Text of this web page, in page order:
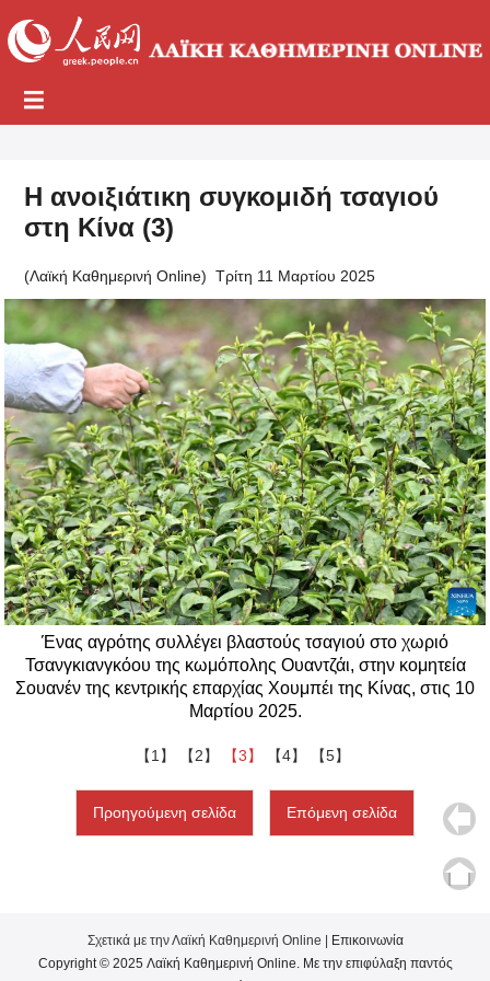
Η ανοιξιάτικη συγκομιδή τσαγιού
στη Κίνα (3)
(Λαϊκή Καθημερινή Online) Τρίτη 11 Μαρτίου 2025
Ένας αγρότης συλλέγει βλαστούς τσαγιού στο χωριό
Τσανγκιανγκόου της κωμόπολης Ουαντζάι, στην κομητεία
Σουανέν της κεντρικής επαρχίας Χουμπέι της Κίνας, στις 10
Μαρτίου 2025.
【1】 【2】 【3】 【4】 【5】
Προηγούμενη σελίδα Επόμενη σελίδα
Σχετικά με την Λαϊκή Καθημερινή Online | Επικοινωνία
Copyright © 2025 Λαϊκή Καθημερινή Online. Με την επιφύλαξη παντός